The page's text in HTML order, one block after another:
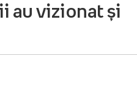
au vizionat și